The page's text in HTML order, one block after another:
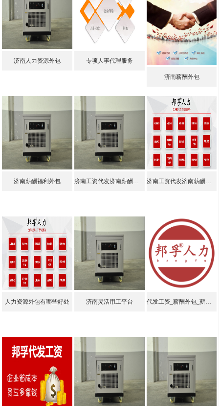
济南人力资源外包 专项人事代理服务
济南薪酬外包
济南薪酬福利外包 济南工资代发济南薪酬外包2018劳务派遣新规 济南工资代发济南薪酬外包
人力资源外包有哪些好处 济南灵活用工平台 代发工资_薪酬外包_薪酬优化_薪酬管理_就选邦孚人力